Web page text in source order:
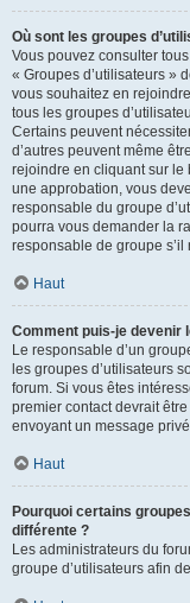
Où sont les groupes
Vous pouvez consulter
« Groupes d’utilisateurs »
vous souhaitez en
tous les groupes
Certains peuvent
d’autres peuvent même
rejoindre en cliquant sur le
une approbation, vous
responsable du groupe
pourra vous demander la
responsable de groupe
Haut
Comment puis-je devenir
Le responsable d’un
les groupes d’utilisateurs
forum. Si vous êtes
premier contact devrait
envoyant un message
Haut
Pourquoi certains
différente ?
Les administrateurs du
groupe d’utilisateurs afin